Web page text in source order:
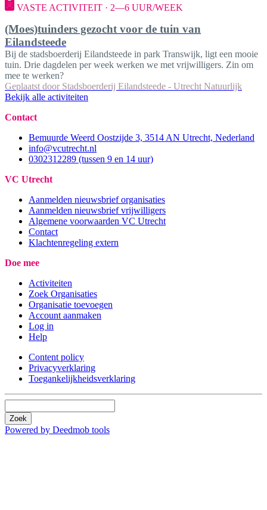
VASTE ACTIVITEIT · 2—6 UUR/WEEK
(Moes)tuinders gezocht voor de tuin van
Eilandsteede
Bij de stadsboerderij Eilandsteede in park Transwijk, ligt een mooie
tuin. Drie dagdelen per week werken we met vrijwilligers. Zin om
mee te werken?
Geplaatst door Stadsboerderij Eilandsteede - Utrecht Natuurlijk
Bekijk alle activiteiten
Contact
Bemuurde Weerd Oostzijde 3, 3514 AN Utrecht, Nederland
info@vcutrecht.nl
0302312289 (tussen 9 en 14 uur)
VC Utrecht
Aanmelden nieuwsbrief organisaties
Aanmelden nieuwsbrief vrijwilligers
Algemene voorwaarden VC Utrecht
Contact
Klachtenregeling extern
Doe mee
Activiteiten
Zoek Organisaties
Organisatie toevoegen
Account aanmaken
Log in
Help
Content policy
Privacyverklaring
Toegankelijkheidsverklaring
Zoek
Powered by Deedmob tools